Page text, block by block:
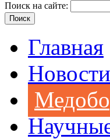
Поиск на сайте:
Главная
Новости